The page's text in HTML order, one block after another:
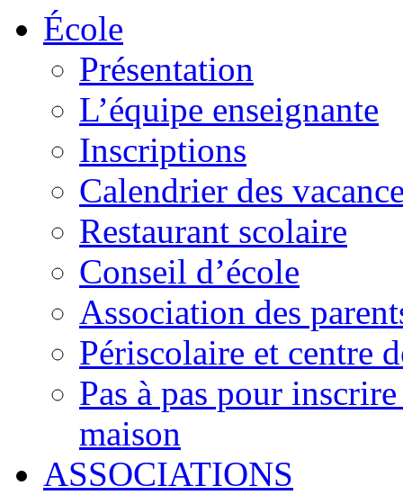
École
Présentation
L’équipe enseignante
Inscriptions
Calendrier des
Restaurant scolaire
Conseil d’école
Association des
Périscolaire et centre
Pas à pas pour
maison
ASSOCIATIONS